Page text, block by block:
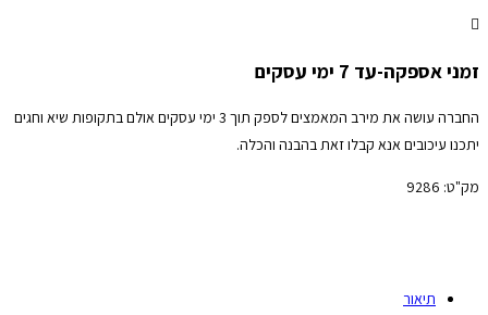
זמני אספקה-עד 7 ימי עסקים
החברה עושה את מירב המאמצים לספק תוך 3 ימי עסקים אולם בתקופות שיא וחגים
יתכנו עיכובים אנא קבלו זאת בהבנה והכלה.
מק"ט: 9286
תיאור